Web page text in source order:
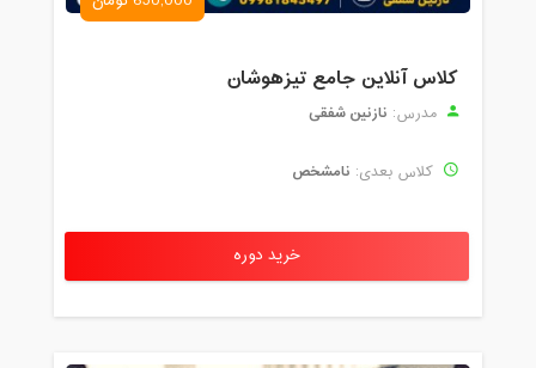
کلاس آنلاین جامع تیزهوشان
مدرس: نازنین شفقی
کلاس بعدی: نامشخص
خرید دوره